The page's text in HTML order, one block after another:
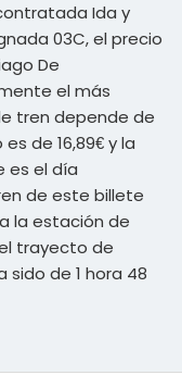
Ida y
03C, el precio
De
el más
tren depende de
de 16,89€ y la
es el día
de este billete
la estación de
trayecto de
sido de 1 hora 48